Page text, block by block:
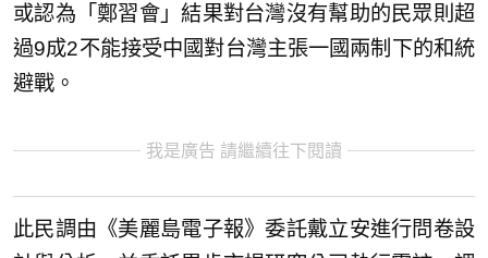
或認為「鄭習會」結果對台灣沒有幫助的民眾則超
過9成2不能接受中國對台灣主張一國兩制下的和統
避戰。
我是廣告 請繼續往下閱讀
此民調由《美麗島電子報》委託戴立安進行問卷設